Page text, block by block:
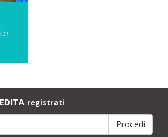
registrati